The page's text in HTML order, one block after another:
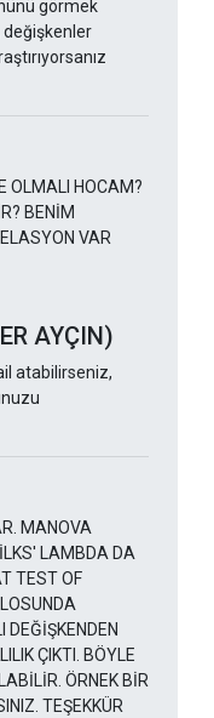
görmek
değişkenler
OLMALI HOCAM?
BENİM
VAR
AYÇIN)
atabilirseniz,
MANOVA
LAMBDA DA
TEST OF
ÇIKTI. BÖYLE
ÖRNEK BİR
TEŞEKKÜR